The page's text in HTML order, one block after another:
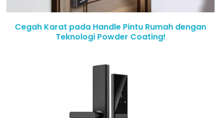
Cegah Karat pada Handle Pintu Rumah dengan
Teknologi Powder Coating!